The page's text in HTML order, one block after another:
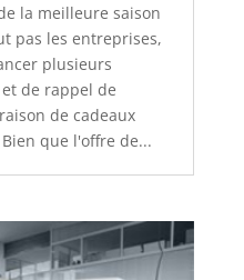
la meilleure saison
pas les entreprises,
plusieurs
de rappel de
de cadeaux
que l'offre de...